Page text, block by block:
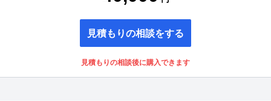
見積もりの相談をする
見積もりの相談後に購入できます